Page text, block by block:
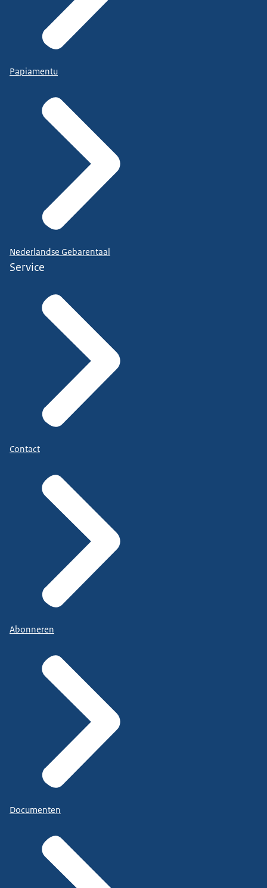
Papiamentu
Nederlandse Gebarentaal
Service
Contact
Abonneren
Documenten